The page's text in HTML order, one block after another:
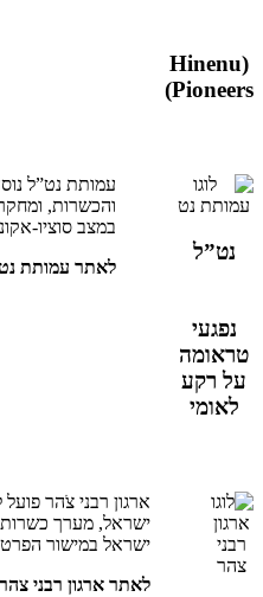
(Hinenu
Pioneers)
נט”ל
נפגעי
טראומה
על רקע
לאומי
והכשרות,
במצב סוציו-
לאתר עמותת
ארגון רבני צֹהר
ישראל במישור
לאתר ארגון רבני